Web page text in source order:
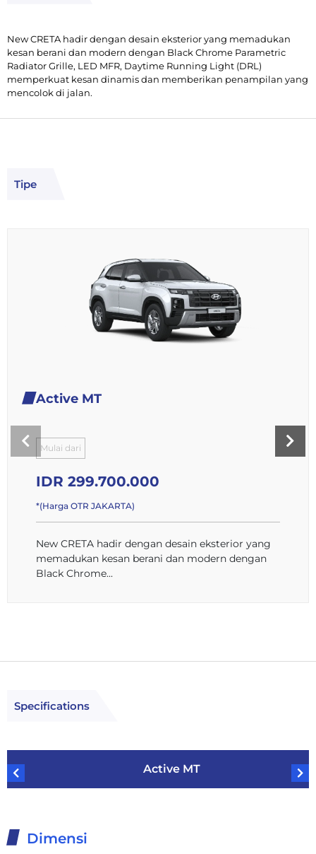
New CRETA hadir dengan desain eksterior yang memadukan
kesan berani dan modern dengan Black Chrome Parametric
Radiator Grille, LED MFR, Daytime Running Light (DRL)
memperkuat kesan dinamis dan memberikan penampilan yang
mencolok di jalan.
Tipe
Active MT
Mulai dari
IDR 299.700.000
*(Harga OTR JAKARTA)
New CRETA hadir dengan desain eksterior yang
memadukan kesan berani dan modern dengan
Black Chrome...
Specifications
Active MT
Dimensi